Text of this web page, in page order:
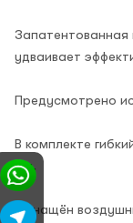
Запатентованная
удваивает
Предусмотрено
В комплекте
мм.
Оснащён